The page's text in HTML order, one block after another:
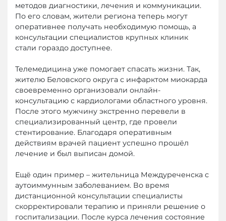
методов диагностики, лечения и коммуникации.
По его словам, жители региона теперь могут
оперативнее получать необходимую помощь, а
консультации специалистов крупных клиник
стали гораздо доступнее.
Телемедицина уже помогает спасать жизни. Так,
жителю Беловского округа с инфарктом миокарда
своевременно организовали онлайн-
консультацию с кардиологами областного уровня.
После этого мужчину экстренно перевели в
специализированный центр, где провели
стентирование. Благодаря оперативным
действиям врачей пациент успешно прошёл
лечение и был выписан домой.
Ещё один пример – жительница Междуреченска с
аутоиммунным заболеванием. Во время
дистанционной консультации специалисты
скорректировали терапию и приняли решение о
госпитализации. После курса лечения состояние